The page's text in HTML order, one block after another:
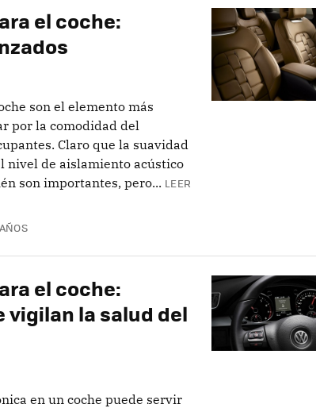
el coche:
son el elemento más
por la comodidad del
Claro que la suavidad
nivel de aislamiento acústico
son importantes, pero... LEER
el coche:
vigilan la salud del
en un coche puede servir